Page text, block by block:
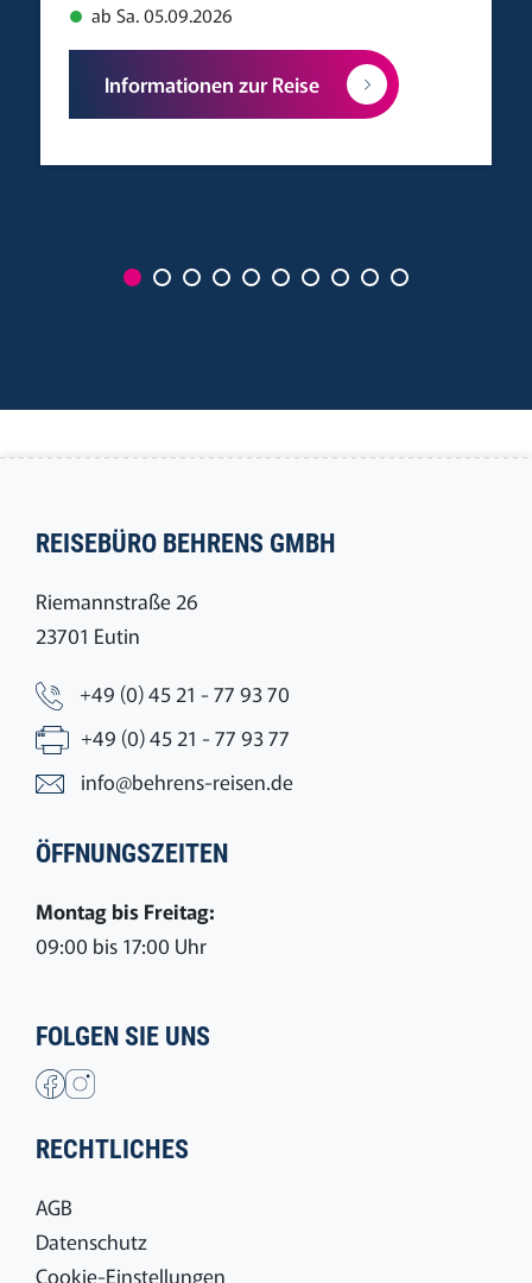
ab Sa. 05.09.2026
Informationen zur Reise
REISEBÜRO BEHRENS GMBH
Riemannstraße 26
23701 Eutin
+49 (0) 45 21 - 77 93 70
+49 (0) 45 21 - 77 93 77
info@behrens-reisen.de
ÖFFNUNGSZEITEN
Montag bis Freitag:
09:00 bis 17:00 Uhr
FOLGEN SIE UNS
RECHTLICHES
AGB
Datenschutz
Cookie-Einstellungen